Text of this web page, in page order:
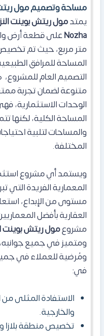
مساحة وتصميم مول
يمتد
Nozha
متر مربع، حيث تم
المساحة للمرافق
التصميم العام
متنوعة لضمان تجربة
الوحدات الاستثمارية،
المساحة الكلية، لكنها
والمساحات لتلبية
المختلفة.
ويستمد أي مشروع
المعمارية الفريدة التي
مستوى من الإبداع،
العقارية بأفضل
مشروعمول ريتش بوينت
ومتميز في جميع
ومُرضية للعملاء في
في:
الاستفادة المثلى
والخارجية.
تخصيص منطقة بلازا